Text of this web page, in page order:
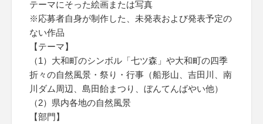
テーマにそった絵画または写真
※応募者自身が制作した、未発表および発表予定の
ない作品
【テーマ】
（1）大和町のシンボル「七ツ森」や大和町の四季
折々の自然風景・祭り・行事（船形山、吉田川、南
川ダム周辺、島田飴まつり、ぼんてんばやい他）
（2）県内各地の自然風景
【部門】